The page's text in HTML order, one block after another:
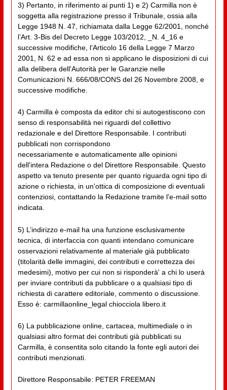
3) Pertanto, in riferimento ai punti 1) e 2) Carmilla non è
soggetta alla registrazione presso il Tribunale, ossia alla
Legge 1948 N. 47, richiamata dalla Legge 62/2001, nonché
l’Art. 3-Bis del Decreto Legge 103/2012, _N. 4_16 e
successive modifiche, l’Articolo 16 della Legge 7 Marzo
2001, N. 62 e ad essa non si applicano le disposizioni di cui
alla delibera dell'Autorità per le Garanzie nelle
Comunicazioni N. 666/08/CONS del 26 Novembre 2008, e
successive modifiche.
4) Carmilla è composta da editor chi si autogestiscono con
senso di responsabilità nei riguardi del collettivo
redazionale e del Direttore Responsabile. I contributi
pubblicati non corrispondono
necessariamente e automaticamente alle opinioni
dell'intera Redazione o del Direttore Responsabile. Questo
aspetto va tenuto presente per quanto riguarda ogni tipo di
azione o richiesta, in un'ottica di composizione di eventuali
contenziosi, contattando la Redazione tramite l'e-mail sotto
indicata.
5) L’indirizzo e-mail ha una funzione esclusivamente
tecnica, di interfaccia con quanti intendano comunicare
osservazioni relativamente al materiale già pubblicato
(titolarità delle immagini, dei contributi e correttezza dei
medesimi), motivo per cui non si risponderà' a chi lo userà
per inviare contributi da pubblicare o a qualsiasi tipo di
richiesta di carattere editoriale, commento o discussione.
Esso è: carmillaonline_legal chiocciola libero.it
6) La pubblicazione online, cartacea, multimediale o in
qualsiasi altro format dei contributi già pubblicati su
Carmilla, è consentita solo citando la fonte egli autori dei
contributi menzionati.
Direttore Responsabile: PETER FREEMAN